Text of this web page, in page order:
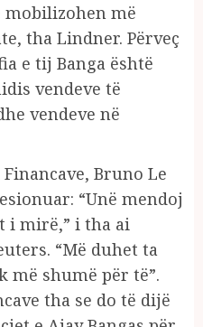
mobilizohen më
tha Lindner. Përveç
e tij Banga është
vendeve të
vendeve në
Bruno Le
“Unë mendoj
i mirë,” i tha ai
“Më duhet ta
më shumë për të”.
tha se do të dijë